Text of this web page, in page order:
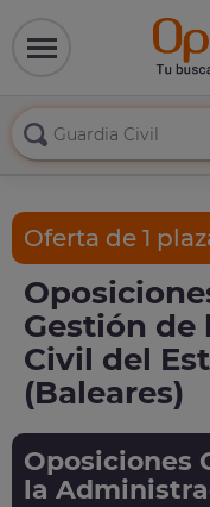
Oferta de 1
Gestión
Civil del
(Baleares)
Oposiciones
la